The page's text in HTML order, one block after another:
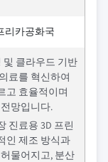
리카공화국
및 클라우드 기반
료를 혁신하여
고 효율적이며
망입니다.
진료용 3D 프린
인 제조 방식과
물어지고, 분산